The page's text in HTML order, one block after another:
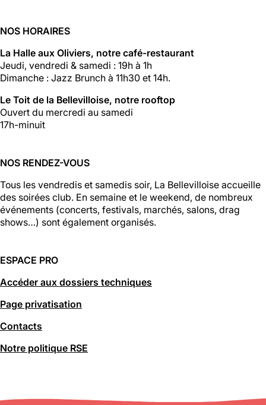
NOS HORAIRES
La Halle aux Oliviers, notre café-restaurant
Jeudi, vendredi & samedi : 19h à 1h
Dimanche : Jazz Brunch à 11h30 et 14h.
Le Toit de la Bellevilloise, notre rooftop
Ouvert du mercredi au samedi
17h-minuit
NOS RENDEZ-VOUS
Tous les vendredis et samedis soir, La Bellevilloise accueille
des soirées club. En semaine et le weekend, de nombreux
événements (concerts, festivals, marchés, salons, drag
shows…) sont également organisés.
ESPACE PRO
Accéder aux dossiers techniques
Page privatisation
Contacts
Notre politique RSE